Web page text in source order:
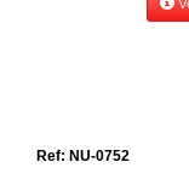
Ref: NU-0752